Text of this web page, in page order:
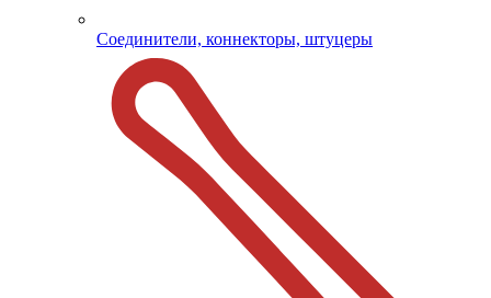
Соединители, коннекторы, штуцеры